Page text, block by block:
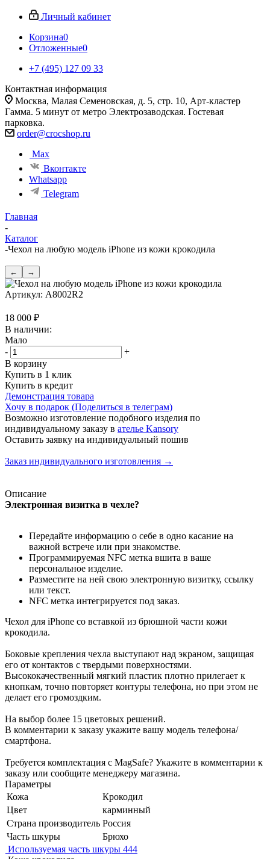
Личный кабинет
Корзина0
Отложенные0
+7 (495) 127 09 33
Контактная информация
Москва, Малая Семеновская, д. 5, стр. 10, Арт-кластер
Гамма. 5 минут от метро Электрозаводская. Гостевая
парковка.
order@crocshop.ru
Max
Вконтакте
Whatsapp
Telegram
Главная
-
Каталог
-Чехол на любую модель iPhone из кожи крокодила
← →
Артикул: A8002R2
18 000 ₽
В наличии:
Мало
-
+
В корзину
Купить в 1 клик
Купить в кредит
Демонстрация товара
Хочу в подарок (Поделиться в телеграм)
Возможно изготовление подобного изделия по
индивидуальному заказу в ателье Kansory
Оставить заявку на индивидуальный пошив
Заказ индивидуального изготовления →
Описание
Электронная визитка в чехле?
Передайте информацию о себе в одно касание на
важной встрече или при знакомстве.
Программируемая NFC метка вшита в ваше
персональное изделие.
Разместите на ней свою электронную визитку, ссылку
или текст.
NFC метка интегрируется под заказ.
Чехол для iPhone со вставкой из брюшной части кожи
крокодила.
Боковые крепления чехла выступают над экраном, защищая
его от контактов с твердыми поверхностями.
Высококачественный мягкий пластик плотно прилегает к
кнопкам, точно повторяет контуры телефона, но при этом не
делает его громоздким.
На выбор более 15 цветовых решений.
В комментарии к заказу укажите вашу модель телефона/
смартфона.
Требуется комплектация с MagSafe? Укажите в комментарии к
заказу или сообщите менеджеру магазина.
Параметры
Кожа
Крокодил
Цвет
карминный
Страна производитель Россия
Часть шкуры
Брюхо
Используемая часть шкуры 444